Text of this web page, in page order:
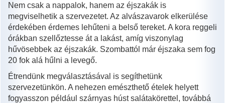
Nem csak a nappalok, hanem az éjszakák is
megviselhetik a szervezetet. Az alvászavarok elkerülése
érdekében érdemes lehűteni a belső tereket. A kora reggeli
órákban szellőztesse át a lakást, amíg viszonylag
hűvösebbek az éjszakák. Szombattól már éjszaka sem fog
20 fok alá hűlni a levegő.
Étrendünk megválasztásával is segíthetünk
szervezetünkön. A nehezen emészthető ételek helyett
fogyasszon például szárnyas húst salátakörettel, továbbá